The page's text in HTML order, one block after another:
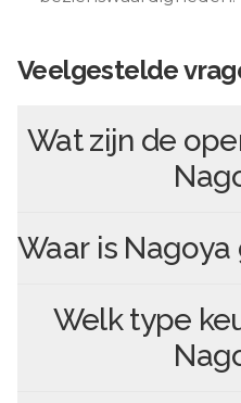
Veelgestelde
Wat zijn de
Waar is Nagoya
Welk type